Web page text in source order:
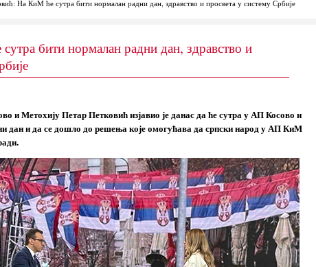
На КиМ ће сутра бити нормалан радни дан, здравство и просвета у систему Србије
бити нормалан радни дан, здравство и
и Метохију Петар Петковић изјавио је данас да ће сутра у АП Косово и
дан и да се дошло до решења које омогућава да српски народ у АП КиМ